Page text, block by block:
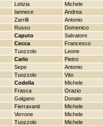
Letizia Michele
Iannece Andrea
Zarrilli Antonio
Russo Domenico
Caputo Salvatore
Cecca Francesco
Tuozzolo Leone
Carlo Pietro
Sepe Antonio
Tuozzolo Vito
Codella Michele
Frasca Orazio
Galgano Donato
Fierravanti Michele
Verrone Michele
Tuozzolo Michele